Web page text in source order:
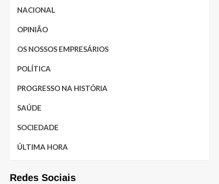
NACIONAL
OPINIÃO
OS NOSSOS EMPRESÁRIOS
POLÍTICA
PROGRESSO NA HISTÓRIA
SAÚDE
SOCIEDADE
ÚLTIMA HORA
Redes Sociais